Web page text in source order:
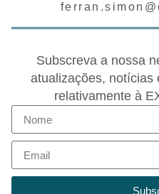
Subscreva a nossa
atualizações, notícias
relativamente à